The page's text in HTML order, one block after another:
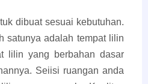
dibuat sesuai kebutuhan.
satunya adalah tempat lilin
lilin yang berbahan dasar
Seiisi ruangan anda